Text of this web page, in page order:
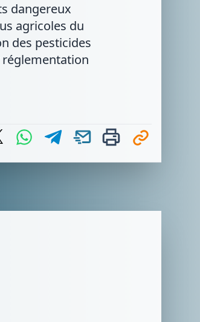
dangereux
agricoles du
des pesticides
réglementation